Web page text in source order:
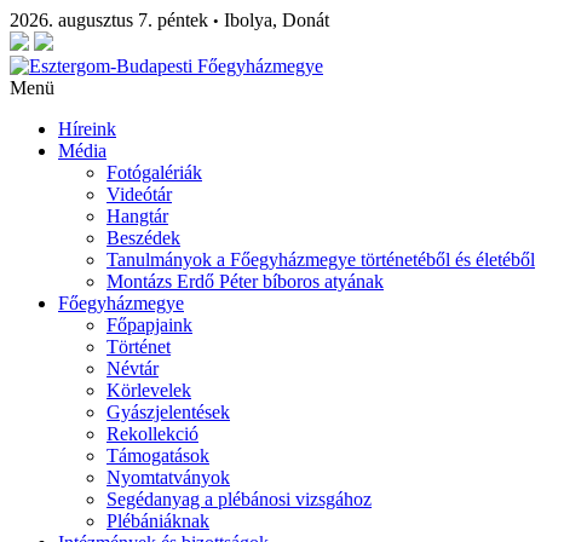
2026. augusztus 7. péntek • Ibolya, Donát
Menü
Híreink
Média
Fotógalériák
Videótár
Hangtár
Beszédek
Tanulmányok a Főegyházmegye történetéből és életéből
Montázs Erdő Péter bíboros atyának
Főegyházmegye
Főpapjaink
Történet
Névtár
Körlevelek
Gyászjelentések
Rekollekció
Támogatások
Nyomtatványok
Segédanyag a plébánosi vizsgához
Plébániáknak